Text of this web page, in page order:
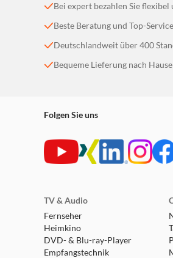
Bei expert bezahlen Sie flexibel
Beste Beratung und Top-
Deutschlandweit über 400
Bequeme Lieferung nach Hause
Folgen Sie uns
TV & Audio
Fernseher
Heimkino
DVD- & Blu-ray-Player
Empfangstechnik